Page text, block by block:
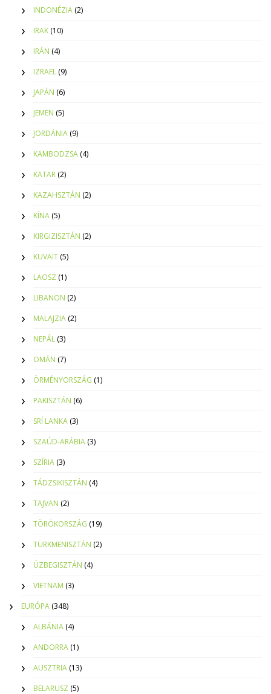
INDONÉZIA (2)
IRAK (10)
IRÁN (4)
IZRAEL (9)
JAPÁN (6)
JEMEN (5)
JORDÁNIA (9)
KAMBODZSA (4)
KATAR (2)
KAZAHSZTÁN (2)
KÍNA (5)
KIRGIZISZTÁN (2)
KUVAIT (5)
LAOSZ (1)
LIBANON (2)
MALAJZIA (2)
NEPÁL (3)
OMÁN (7)
ÖRMÉNYORSZÁG (1)
PAKISZTÁN (6)
SRÍ LANKA (3)
SZAÚD-ARÁBIA (3)
SZÍRIA (3)
TÁDZSIKISZTÁN (4)
TAJVAN (2)
TÖRÖKORSZÁG (19)
TÜRKMENISZTÁN (2)
ÜZBEGISZTÁN (4)
VIETNAM (3)
EURÓPA (348)
ALBÁNIA (4)
ANDORRA (1)
AUSZTRIA (13)
BELARUSZ (5)